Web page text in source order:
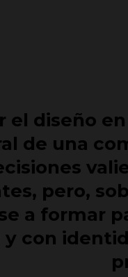
el diseño
de una
pero,
a formar
con